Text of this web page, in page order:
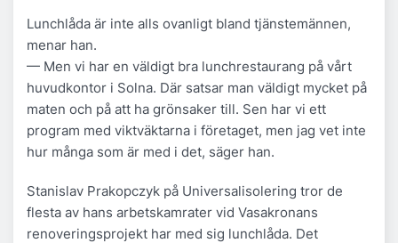
Lunchlåda är inte alls ovanligt bland tjänstemännen,
menar han.
— Men vi har en väldigt bra lunchrestaurang på vårt
huvudkontor i Solna. Där satsar man väldigt mycket på
maten och på att ha grönsaker till. Sen har vi ett
program med viktväktarna i företaget, men jag vet inte
hur många som är med i det, säger han.
Stanislav Prakopczyk på Universalisolering tror de
flesta av hans arbetskamrater vid Vasakronans
renoveringsprojekt har med sig lunchlåda. Det